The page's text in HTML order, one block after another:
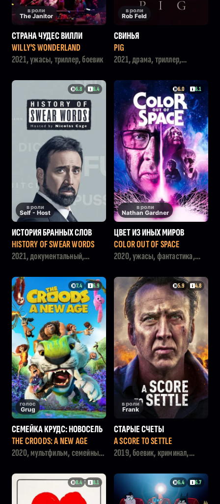
в роли
The Janitor
СТРАНА ЧУДЕС ВИЛЛИ
WILLY'S WONDERLAND
2021, ужасы, триллер, боевик
в роли
Rob Feld
СВИНЬЯ
PIG
2021, драма, триллер,
6.8 6.4
в роли
Self - Host
ИСТОРИЯ БРАННЫХ СЛОВ
HISTORY OF SWEAR WORDS
2021, документальный,
6.0 6.1
в роли
Nathan Gardner
ЦВЕТ ИЗ ИНЫХ МИРОВ
COLOR OUT OF SPACE
2020, ужасы, фантастика,
7.4 6.9
голос
Grug
СЕМЕЙКА КРУДС: НОВОСЕЛЬ
Е
THE CROODS: A NEW AGE
2020, мультфильм, семейный,
комедия
5.9 4.8
в роли
Frank
СТАРЫЕ СЧЕТЫ
A SCORE TO SETTLE
2019, боевик, криминал,
8.4 8.1 6.4 6.7